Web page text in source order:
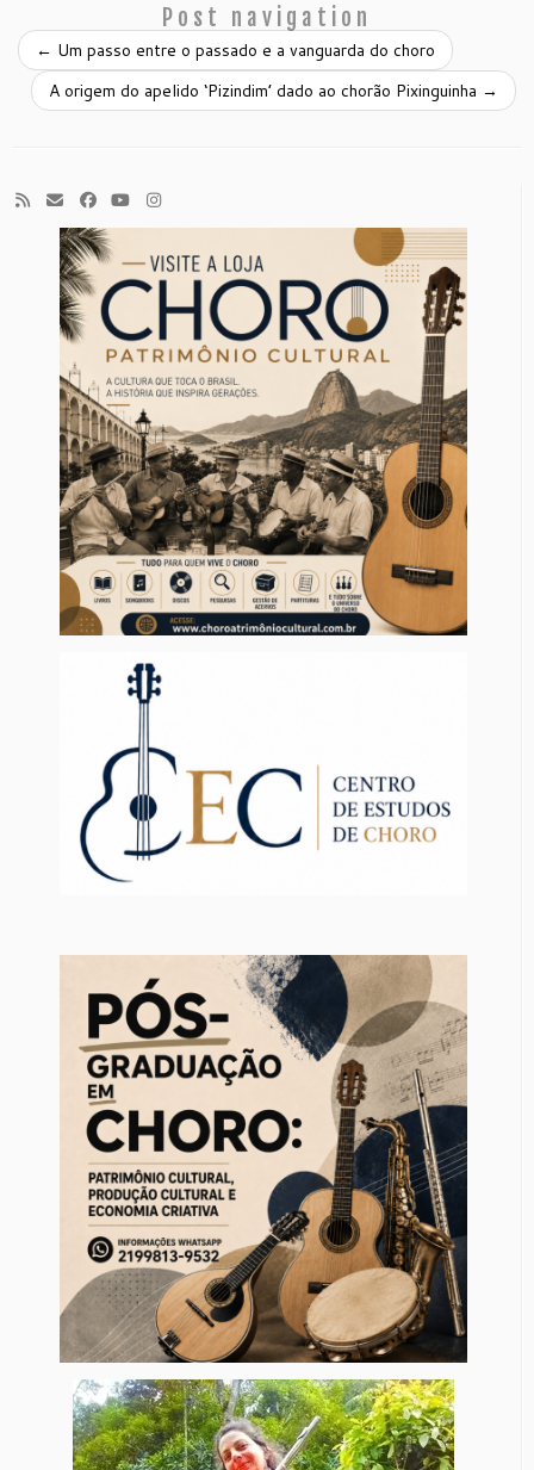
Post navigation
← Um passo entre o passado e a vanguarda do choro
A origem do apelido ‘Pizindim’ dado ao chorão Pixinguinha →